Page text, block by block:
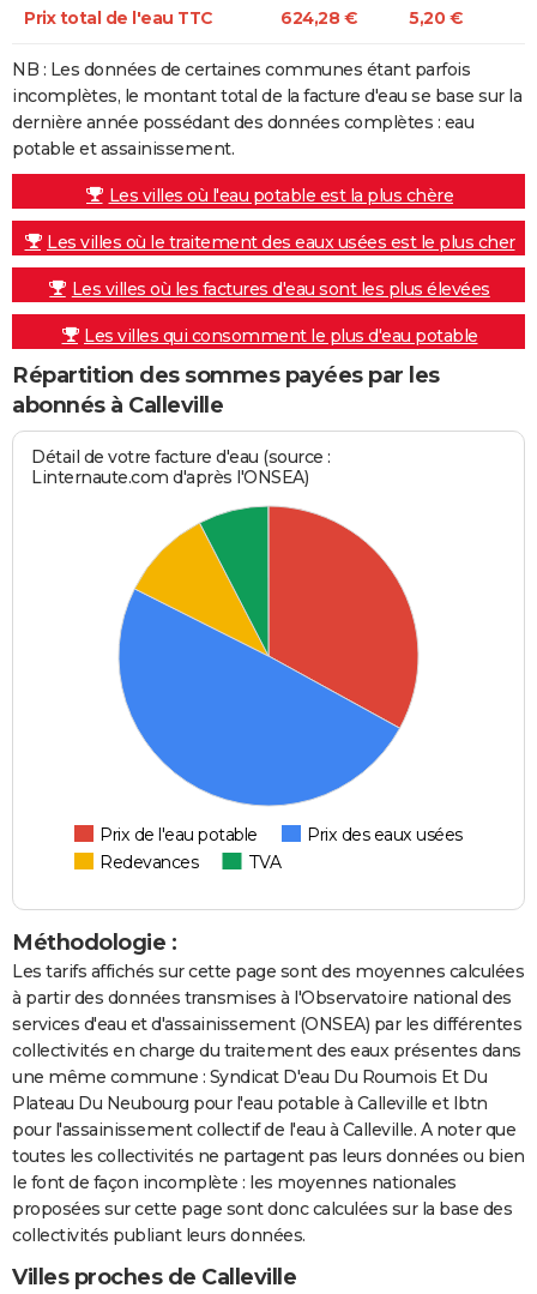
Prix total de l'eau TTC 624,28 € 5,20 €
NB : Les données de certaines communes étant parfois
incomplètes, le montant total de la facture d'eau se base sur la
dernière année possédant des données complètes : eau
potable et assainissement.
Les villes où l'eau potable est la plus chère
Les villes où le traitement des eaux usées est le plus cher
Les villes où les factures d'eau sont les plus élevées
Les villes qui consomment le plus d'eau potable
Répartition des sommes payées par les
abonnés à Calleville
Détail de votre facture d'eau (source :
Linternaute.com d'après l'ONSEA)
Prix de l'eau potable
Prix des eaux usées
Redevances
TVA
Méthodologie :
Les tarifs affichés sur cette page sont des moyennes calculées
à partir des données transmises à l'Observatoire national des
services d'eau et d'assainissement (ONSEA) par les différentes
collectivités en charge du traitement des eaux présentes dans
une même commune : Syndicat D'eau Du Roumois Et Du
Plateau Du Neubourg pour l'eau potable à Calleville et Ibtn
pour l'assainissement collectif de l'eau à Calleville. A noter que
toutes les collectivités ne partagent pas leurs données ou bien
le font de façon incomplète : les moyennes nationales
proposées sur cette page sont donc calculées sur la base des
collectivités publiant leurs données.
Villes proches de Calleville